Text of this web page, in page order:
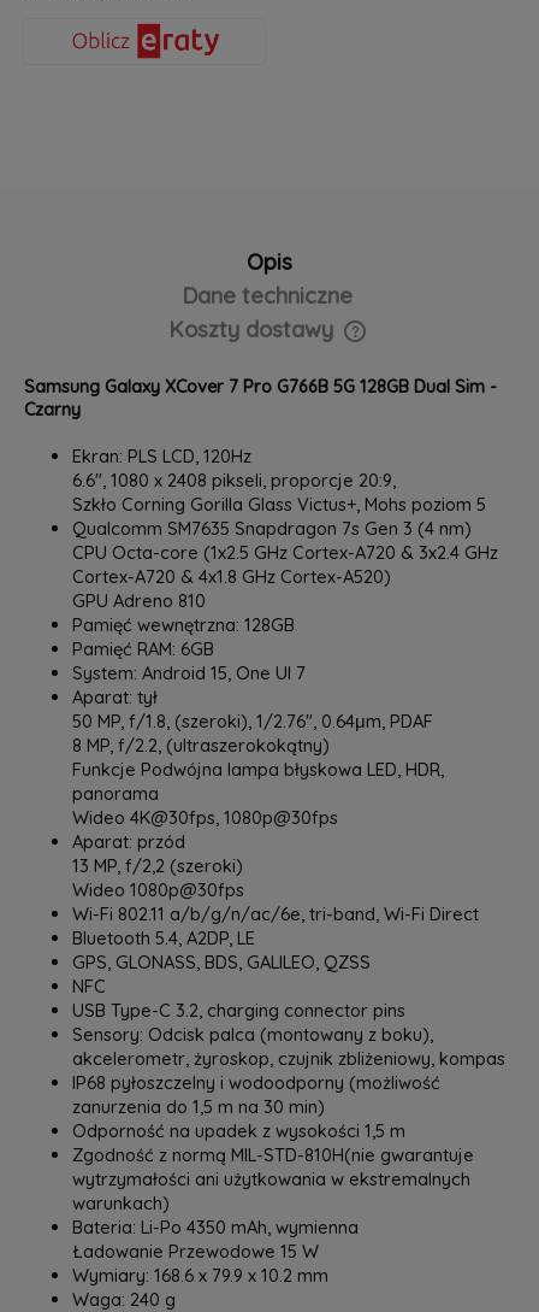
Opis
Dane techniczne
Koszty dostawy
Cena nie zawiera ewentualnych kosztów płatności
Samsung Galaxy XCover 7 Pro G766B 5G 128GB Dual Sim -
Czarny
Ekran: PLS LCD, 120Hz
6.6", ‎1080 x 2408 pikseli, proporcje 20:9‎,
Szkło Corning Gorilla Glass Victus+, Mohs poziom 5
Qualcomm SM7635 Snapdragon 7s Gen 3 (4 nm)
CPU Octa-core (1x2.5 GHz Cortex-A720 & 3x2.4 GHz
Cortex-A720 & 4x1.8 GHz Cortex-A520)
GPU Adreno 810
Pamięć wewnętrzna: 128GB
Pamięć RAM: 6GB
System: Android 15, One UI 7
Aparat: tył
50 MP, f/1.8, (szeroki), 1/2.76", 0.64μm, PDAF
8 MP, f/2.2, (ultraszerokokątny)
Funkcje Podwójna lampa błyskowa LED, HDR,
panorama
Wideo 4K@30fps, 1080p@30fps
Aparat: przód
13 MP, f/2,2 (szeroki)
Wideo 1080p@30fps
Wi-Fi 802.11 a/b/g/n/ac/6e, tri-band, Wi-Fi Direct
Bluetooth 5.4, A2DP, LE
GPS, GLONASS, BDS, GALILEO, QZSS
NFC
USB Type-C 3.2, charging connector pins
Sensory: Odcisk palca (montowany z boku),
akcelerometr, żyroskop, czujnik zbliżeniowy, kompas
IP68 pyłoszczelny i wodoodporny (możliwość
zanurzenia do 1,5 m na 30 min)
Odporność na upadek z wysokości 1,5 m
Zgodność z normą MIL-STD-810H(nie gwarantuje
wytrzymałości ani użytkowania w ekstremalnych
warunkach)
Bateria: Li-Po 4350 mAh, wymienna
Ładowanie Przewodowe 15 W
Wymiary: 168.6 x 79.9 x 10.2 mm
Waga: 240 g